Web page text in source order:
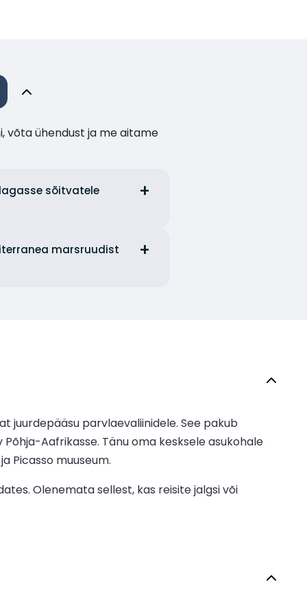
võta ühendust ja me aitame
sõitvatele
marsruudist
juurdepääsu parvlaevaliinidele. See pakub
Aafrikasse. Tänu oma kesksele asukohale
Picasso muuseum.
Olenemata sellest, kas reisite jalgsi või